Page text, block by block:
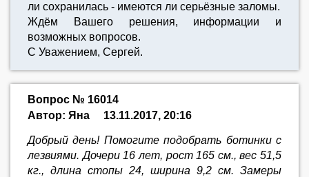
ли сохранилась - имеются ли серьёзные заломы.
Ждём Вашего решения, информации и
возможных вопросов.
С Уважением, Сергей.
Вопрос № 16014
Автор: Яна
13.11.2017, 20:16
Добрый день! Помогите подобрать ботинки с
лезвиями. Дочери 16 лет, рост 165 см., вес 51,5
кг., длина стопы 24, ширина 9,2 см. Замеры